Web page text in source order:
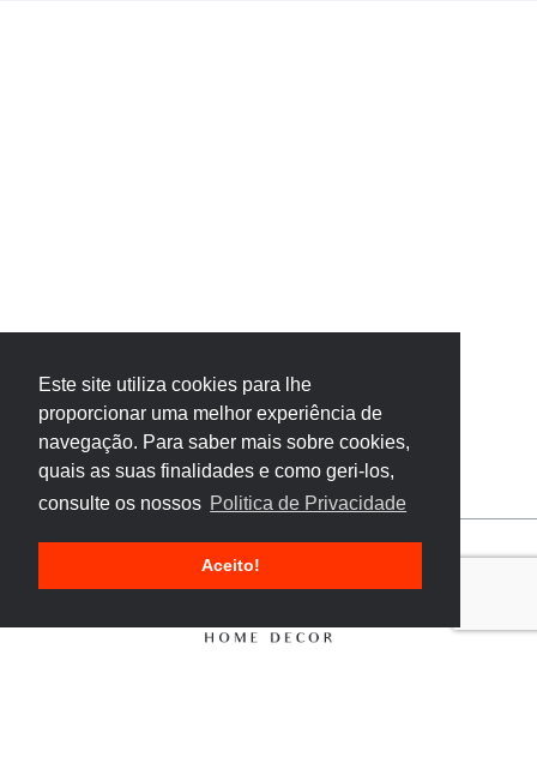
Este site utiliza cookies para lhe
proporcionar uma melhor experiência de
navegação. Para saber mais sobre cookies,
quais as suas finalidades e como geri-los,
consulte os nossos Politica de Privacidade
Aceito!